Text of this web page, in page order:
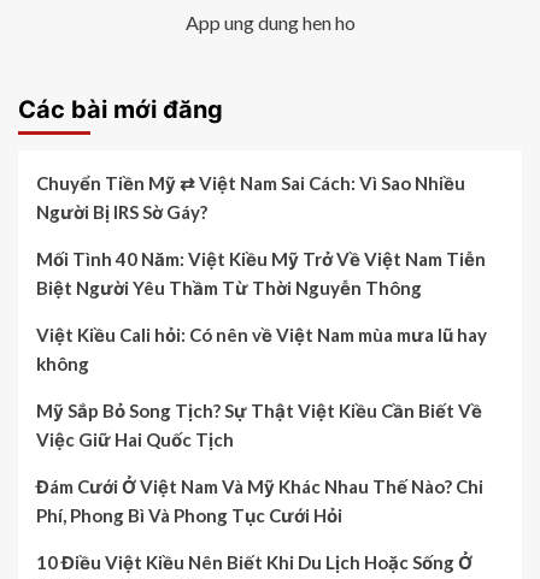
App ung dung hen ho
Các bài mới đăng
Chuyển Tiền Mỹ ⇄ Việt Nam Sai Cách: Vì Sao Nhiều
Người Bị IRS Sờ Gáy?
Mối Tình 40 Năm: Việt Kiều Mỹ Trở Về Việt Nam Tiễn
Biệt Người Yêu Thầm Từ Thời Nguyễn Thông
Việt Kiều Cali hỏi: Có nên về Việt Nam mùa mưa lũ hay
không
Mỹ Sắp Bỏ Song Tịch? Sự Thật Việt Kiều Cần Biết Về
Việc Giữ Hai Quốc Tịch
Đám Cưới Ở Việt Nam Và Mỹ Khác Nhau Thế Nào? Chi
Phí, Phong Bì Và Phong Tục Cưới Hỏi
10 Điều Việt Kiều Nên Biết Khi Du Lịch Hoặc Sống Ở